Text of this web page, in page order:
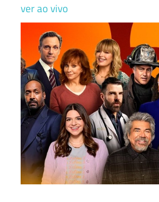
ver ao vivo